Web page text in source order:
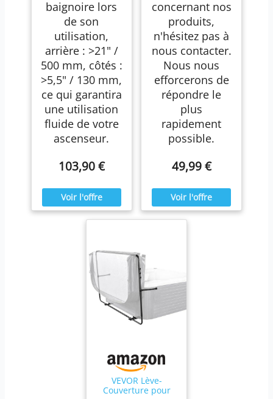
baignoire lors
de son
utilisation,
arrière : >21" /
500 mm, côtés :
>5,5" / 130 mm,
ce qui garantira
une utilisation
fluide de votre
ascenseur.
103,90 €
concernant nos
produits,
n'hésitez pas à
nous contacter.
Nous nous
efforcerons de
répondre le
plus
rapidement
possible.
49,99 €
VEVOR Lève-
Couverture pour